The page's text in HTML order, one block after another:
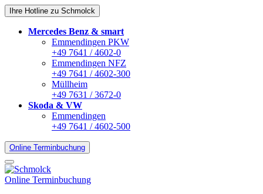
Ihre Hotline zu Schmolck
Mercedes Benz & smart
Emmendingen PKW
+49 7641 / 4602-0
Emmendingen NFZ
+49 7641 / 4602-300
Müllheim
+49 7631 / 3672-0
Skoda & VW
Emmendingen
+49 7641 / 4602-500
Online Terminbuchung
Online Terminbuchung